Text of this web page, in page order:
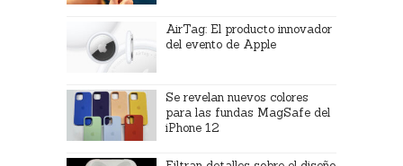
AirTag: El producto innovador
del evento de Apple
Se revelan nuevos colores
para las fundas MagSafe del
iPhone 12